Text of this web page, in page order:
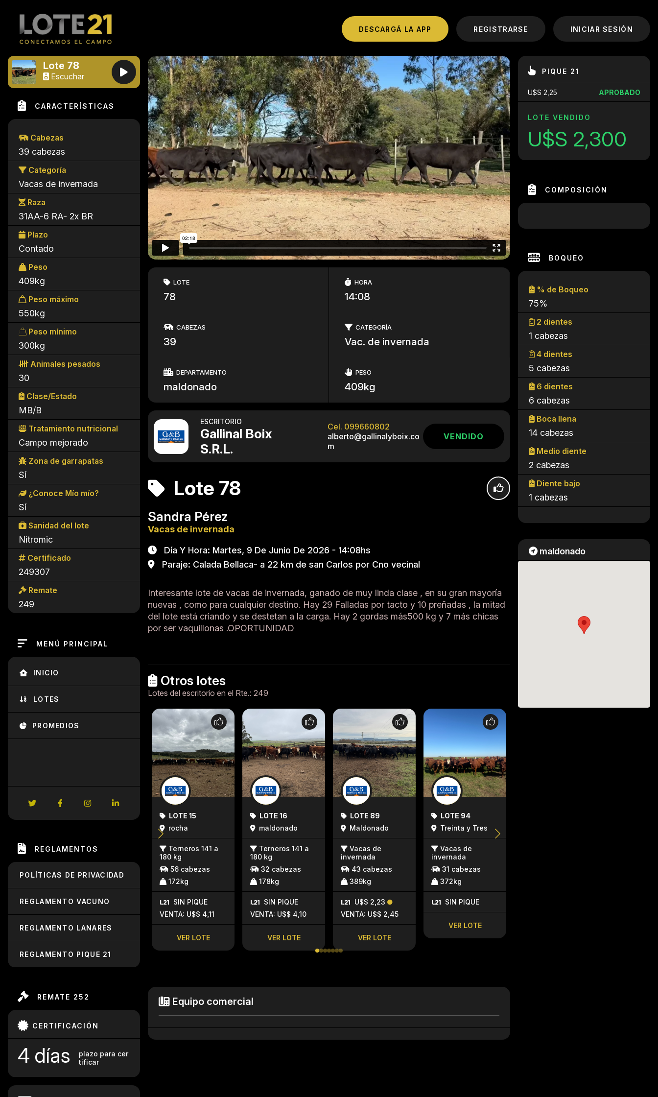
Lote 78
Escuchar
CARACTERÍSTICAS
Cabezas
39 cabezas
Categoría
Vacas de invernada
Raza
31AA-6 RA- 2x BR
Plazo
Contado
Peso
409kg
Peso máximo
550kg
Peso mínimo
300kg
Animales pesados
30
Clase/Estado
MB/B
Tratamiento nutricional
Campo mejorado
Zona de garrapatas
Sí
¿Conoce Mío mío?
Sí
Sanidad del lote
Nitromic
Certificado
249307
Remate
249
MENÚ PRINCIPAL
INICIO
LOTES
PROMEDIOS
REGLAMENTOS
POLÍTICAS DE PRIVACIDAD
REGLAMENTO VACUNO
REGLAMENTO LANARES
REGLAMENTO PIQUE 21
REMATE 252
CERTIFICACIÓN
4 días
plazo para cer
tificar
DESCARGÁ LA APP REGISTRARSE INICIAR SESIÓN
PIQUE 21
U$S 2,25 APROBADO
LOTE VENDIDO
U$S 2,300
COMPOSICIÓN
BOQUEO
% de Boqueo
75%
2 dientes
1 cabezas
4 dientes
5 cabezas
6 dientes
6 cabezas
Boca llena
14 cabezas
Medio diente
2 cabezas
Diente bajo
1 cabezas
maldonado
LOTE
78
HORA
14:08
CABEZAS
39
CATEGORÍA
Vac. de invernada
DEPARTAMENTO
maldonado
PESO
409kg
ESCRITORIO
Gallinal Boix
S.R.L.
Cel. 099660802
alberto@gallinalyboix.co
m
VENDIDO
Lote 78
Sandra Pérez
Vacas de invernada
Día Y Hora: Martes, 9 De Junio De 2026 - 14:08hs
Paraje: Calada Bellaca- a 22 km de san Carlos por Cno vecinal
Interesante lote de vacas de invernada, ganado de muy linda clase , en su gran mayoría
nuevas , como para cualquier destino. Hay 29 Falladas por tacto y 10 preñadas , la mitad
del lote está criando y se destetan a la carga. Hay 2 gordas más500 kg y 7 más chicas
por ser vaquillonas .OPORTUNIDAD
Otros lotes
Lotes del escritorio en el Rte.: 249
LOTE 15
rocha
Terneros 141 a
180 kg
56 cabezas
172kg
SIN PIQUE
VENTA: U$$ 4,11
VER LOTE
LOTE 16
maldonado
Terneros 141 a
180 kg
32 cabezas
178kg
SIN PIQUE
VENTA: U$$ 4,10
VER LOTE
LOTE 89
Maldonado
Vacas de
invernada
43 cabezas
389kg
U$$ 2,23
VENTA: U$$ 2,45
VER LOTE
LOTE 94
Treinta y Tres
Vacas de
invernada
31 cabezas
372kg
SIN PIQUE
VER LOTE
Equipo comercial